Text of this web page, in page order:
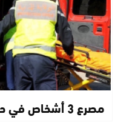
مصرع 3 أشخاص في حادثة سير مروعة بإقليم برشيد